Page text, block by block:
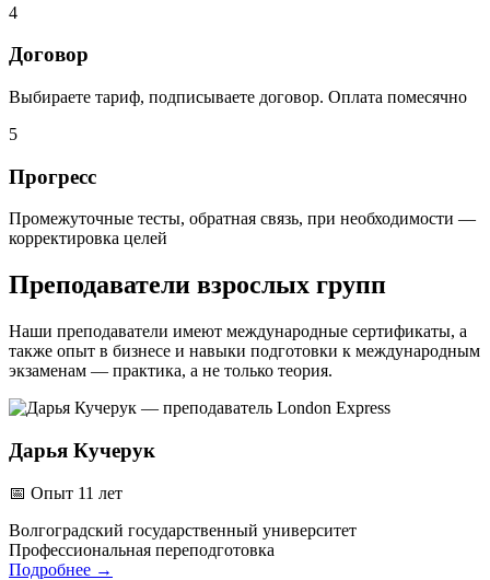
4
Договор
Выбираете тариф, подписываете договор. Оплата помесячно
5
Прогресс
Промежуточные тесты, обратная связь, при необходимости —
корректировка целей
Преподаватели взрослых групп
Наши преподаватели имеют международные сертификаты, а
также опыт в бизнесе и навыки подготовки к международным
экзаменам — практика, а не только теория.
Дарья Кучерук
📅 Опыт 11 лет
Волгоградский государственный университет
Профессиональная переподготовка
Подробнее →